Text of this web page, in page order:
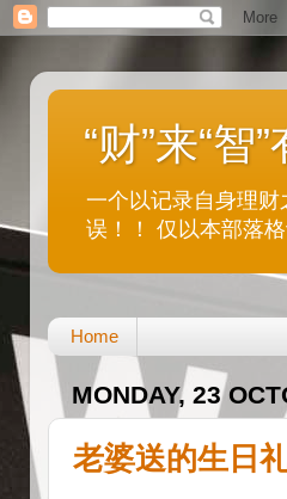
“财”来“智
一个以记录自身理
误！！ 仅以本部落
Home
MONDAY, 23
老婆送的生日